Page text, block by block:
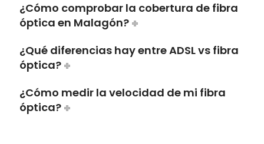
¿Cómo comprobar la cobertura de fibra
óptica en Malagón?
¿Qué diferencias hay entre ADSL vs fibra
óptica?
¿Cómo medir la velocidad de mi fibra
óptica?